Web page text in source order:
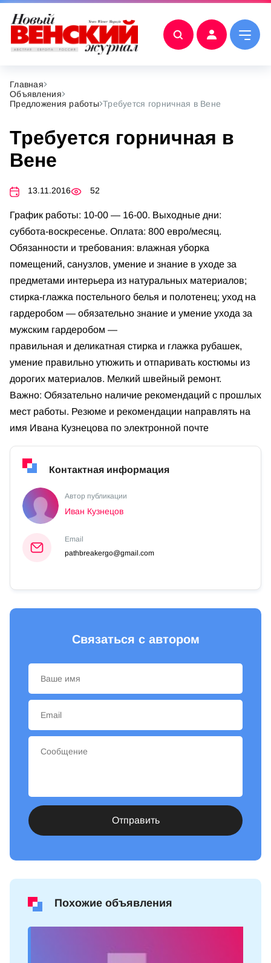
Главная
Объявления
Предложения работы Требуется горничная в Вене
Требуется горничная в
Вене
13.11.2016 52
График работы: 10-00 — 16-00. Выходные дни:
суббота-воскресенье. Оплата: 800 евро/месяц.
Обязанности и требования: влажная уборка
помещений, санузлов, умение и знание в уходе за
предметами интерьера из натуральных материалов;
стирка-глажка постельного белья и полотенец; уход на
гардеробом — обязательно знание и умение ухода за
мужским гардеробом —
правильная и деликатная стирка и глажка рубашек,
умение правильно утюжить и отпаривать костюмы из
дорогих материалов. Мелкий швейный ремонт.
Важно: Обязательно наличие рекомендаций с прошлых
мест работы. Резюме и рекомендации направлять на
имя Ивана Кузнецова по электронной почте
Контактная информация
Автор публикации
Иван Кузнецов
Email
pathbreakergo@gmail.com
Связаться с автором
Отправить
Похожие объявления